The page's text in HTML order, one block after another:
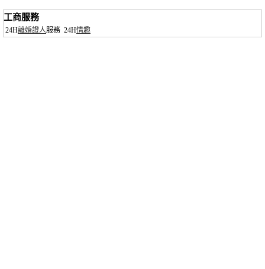
工商服務
24H離婚證人服務 24H情趣